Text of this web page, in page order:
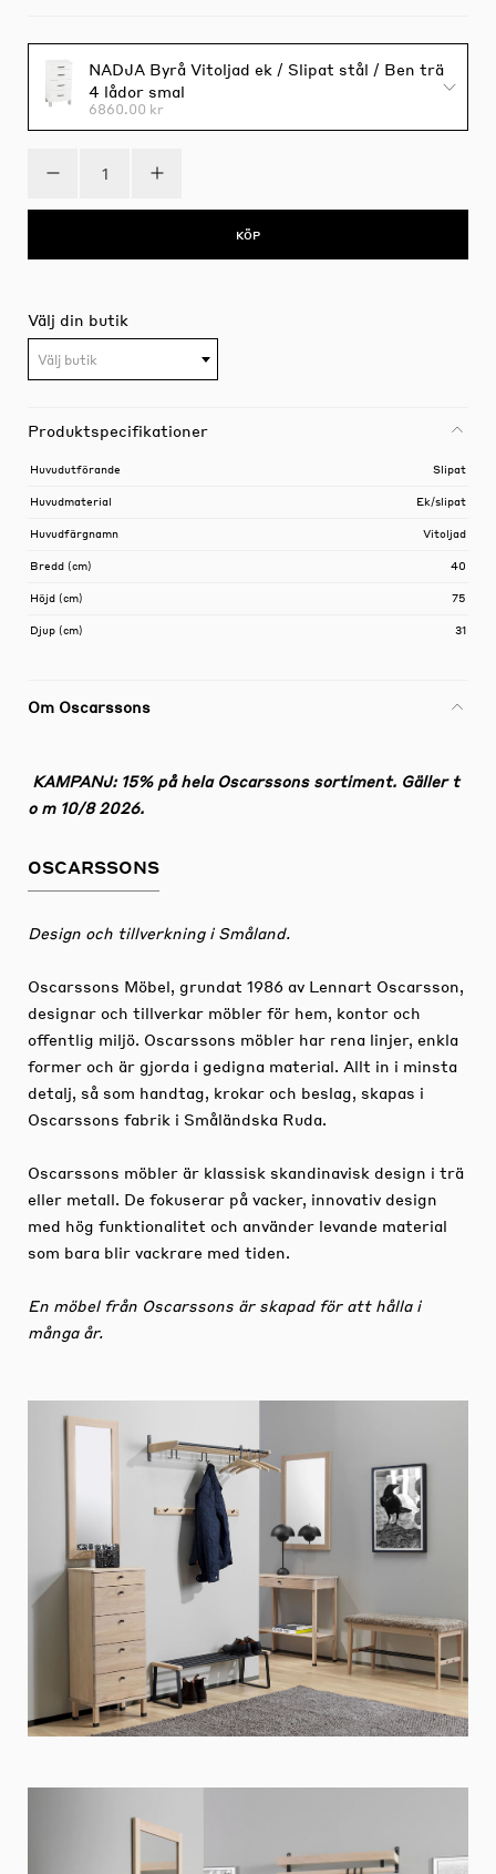
NADJA Byrå Vitoljad ek / Slipat stål / Ben trä
4 lådor smal
6860.00 kr
KÖP
Välj din butik
Välj butik
Produktspecifikationer
Huvudutförande Slipat
Huvudmaterial Ek/slipat
Huvudfärgnamn Vitoljad
Bredd (cm) 40
Höjd (cm) 75
Djup (cm) 31
Om Oscarssons
KAMPANJ: 15% på hela Oscarssons sortiment. Gäller t
o m 10/8 2026.
OSCARSSONS
Design och tillverkning i Småland.
Oscarssons Möbel, grundat 1986 av Lennart Oscarsson,
designar och tillverkar möbler för hem, kontor och
offentlig miljö. Oscarssons möbler har rena linjer, enkla
former och är gjorda i gedigna material. Allt in i minsta
detalj, så som handtag, krokar och beslag, skapas i
Oscarssons fabrik i Småländska Ruda.
Oscarssons möbler är klassisk skandinavisk design i trä
eller metall. De fokuserar på vacker, innovativ design
med hög funktionalitet och använder levande material
som bara blir vackrare med tiden.
En möbel från Oscarssons är skapad för att hålla i
många år.